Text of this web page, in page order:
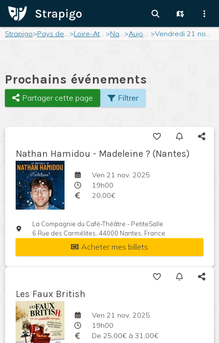
Strapigo> Pays de la Loire > Loire-Atlantique > Nantes> Aujourd'hui > Vendredi 21 novembre 2025
Prochains événements
Partager cette page Filtrer
Nathan Hamidou - Madeleine ? (Nantes)
Ven 21 nov. 2025
19h00
20,00€
La Compagnie du Café-Théâtre - PetiteSalle
6 Rue des Carmélites, 44000 Nantes, France
Acheter mes billets
Les Faux British
Ven 21 nov. 2025
19h00
De 25,00€ à 31,00€